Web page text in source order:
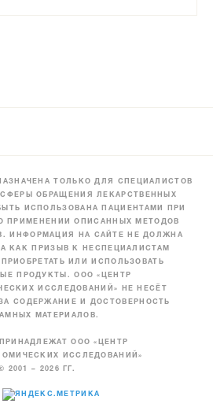
ТОЛЬКО ДЛЯ СПЕЦИАЛИСТОВ
ОБРАЩЕНИЯ ЛЕКАРСТВЕННЫХ
ИСПОЛЬЗОВАНА ПАЦИЕНТАМИ ПРИ
ПРИМЕНЕНИИ ОПИСАННЫХ МЕТОДОВ
ИНФОРМАЦИЯ НА САЙТЕ НЕ ДОЛЖНА
КАК ПРИЗЫВ К НЕСПЕЦИАЛИСТАМ
ИЛИ ИСПОЛЬЗОВАТЬ
ПРОДУКТЫ. ООО «ЦЕНТР
ИССЛЕДОВАНИЙ» НЕ НЕСЁТ
СОДЕРЖАНИЕ И ДОСТОВЕРНОСТЬ
МАТЕРИАЛОВ.
ООО «ЦЕНТР
ИССЛЕДОВАНИЙ»
2001 – 2026 ГГ.